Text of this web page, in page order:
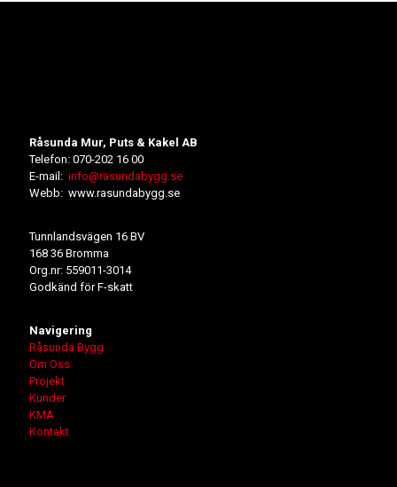
Råsunda Mur, Puts & Kakel AB
Telefon: 070-202 16 00
E-mail: info@rasundabygg.se
Webb: www.rasundabygg.se
Tunnlandsvägen 16 BV
168 36 Bromma
Org.nr: 559011-3014
Godkänd för F-skatt
Navigering
Råsunda Bygg
Om Oss
Projekt
Kunder
KMA
Kontakt